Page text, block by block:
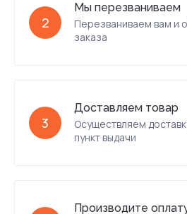
2
Мы перезваниваем
Перезваниваем вам и
заказа
3
Доставляем товар
Осуществляем
пункт выдачи
Производите